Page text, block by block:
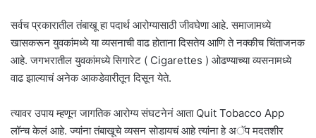
सर्वच प्रकारातील तंबाखू हा पदार्थ आरोग्यासाठी जीवघेणा आहे. समाजामध्ये
खासकरून युवकांमध्ये या व्यसनाची वाढ होताना दिसतेय आणि ते नक्कीच चिंताजनक
आहे. जगभरातील युवकांमध्ये सिगारेट ( Cigarettes ) ओढण्याच्या व्यसनामध्ये
वाढ झाल्याचं अनेक आकडेवारीतून दिसून येते.
त्यावर उपाय म्हणून जागतिक आरोग्य संघटनेनं आता Quit Tobacco App
लॉन्च केलं आहे. ज्यांना तंबाखूचे व्यसन सोडायचं आहे त्यांना हे अॅप मदतशीर